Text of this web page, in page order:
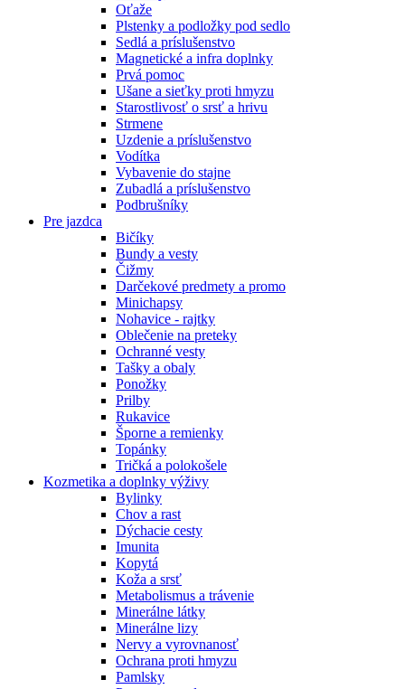
Oťaže
Plstenky a podložky pod sedlo
Sedlá a príslušenstvo
Magnetické a infra doplnky
Prvá pomoc
Ušane a sieťky proti hmyzu
Starostlivosť o srsť a hrivu
Strmene
Uzdenie a príslušenstvo
Vodítka
Vybavenie do stajne
Zubadlá a príslušenstvo
Podbrušníky
Pre jazdca
Bičíky
Bundy a vesty
Čižmy
Darčekové predmety a promo
Minichapsy
Nohavice - rajtky
Oblečenie na preteky
Ochranné vesty
Tašky a obaly
Ponožky
Prilby
Rukavice
Šporne a remienky
Topánky
Tričká a polokošele
Kozmetika a doplnky výživy
Bylinky
Chov a rast
Dýchacie cesty
Imunita
Kopytá
Koža a srsť
Metabolismus a trávenie
Minerálne látky
Minerálne lizy
Nervy a vyrovnanosť
Ochrana proti hmyzu
Pamlsky